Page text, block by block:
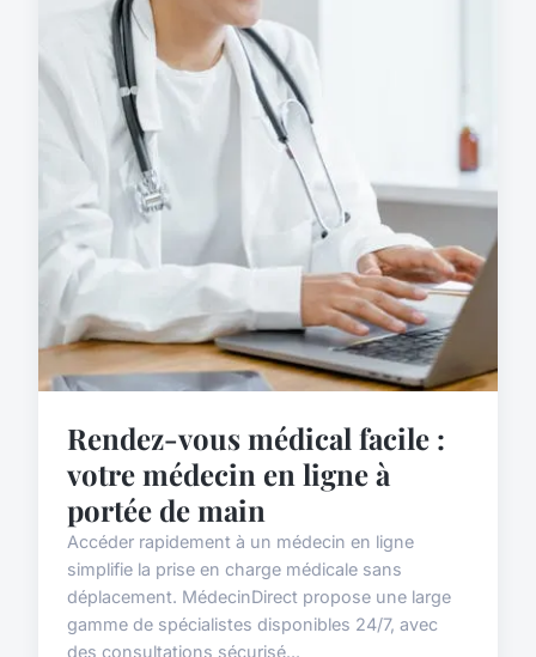
Rendez-vous médical facile :
votre médecin en ligne à
portée de main
Accéder rapidement à un médecin en ligne
simplifie la prise en charge médicale sans
déplacement. MédecinDirect propose une large
gamme de spécialistes disponibles 24/7, avec
des consultations sécurisé...